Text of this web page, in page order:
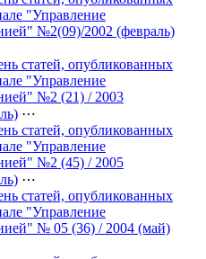
"Управление
№2(09)/2002 (февраль)
статей, опубликованных
"Управление
№2 (21) / 2003
⋯
статей, опубликованных
"Управление
№2 (45) / 2005
⋯
статей, опубликованных
"Управление
№ 05 (36) / 2004 (май)